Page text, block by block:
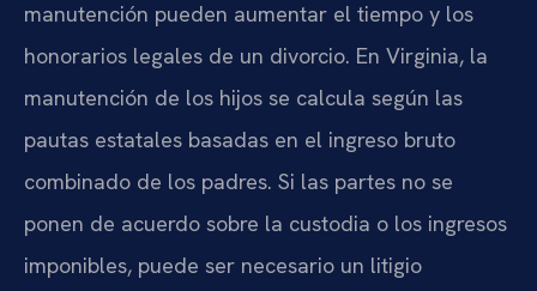
manutención pueden aumentar el tiempo y los
honorarios legales de un divorcio. En Virginia, la
manutención de los hijos se calcula según las
pautas estatales basadas en el ingreso bruto
combinado de los padres. Si las partes no se
ponen de acuerdo sobre la custodia o los ingresos
imponibles, puede ser necesario un litigio